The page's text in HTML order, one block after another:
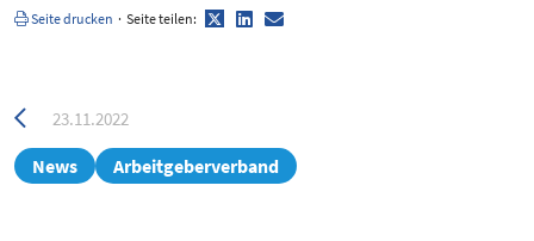
Seite drucken · Seite teilen: TwitterLinkedIn
E-
Mail
Zurück
zur
23.11.2022
News Arbeitgeberverband